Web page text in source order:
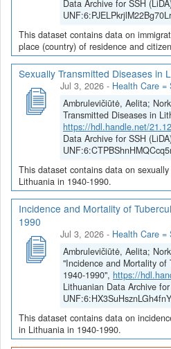
Data Archive for SSH
This dataset contains data on
place (country) of residence and
Sexually Transmitted Diseases in
Jul 3, 2026 - Health Care =
Ambrulevičiūtė, Aelita;
Transmitted Diseases in
https://hdl.handle.net/
Data Archive for SSH
This dataset contains data on
Lithuania in 1940-1990.
Incidence and Mortality of
1990
Jul 3, 2026 - Health Care =
Ambrulevičiūtė, Aelita;
"Incidence and Mortality of
1940-1990", https://
Lithuanian Data Archive
This dataset contains data on
in Lithuania in 1940-1990.